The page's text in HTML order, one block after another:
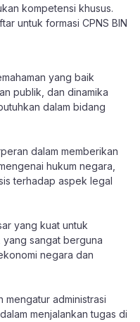
kompetensi khusus.
untuk formasi CPNS BIN
yang baik
publik, dan dinamika
dalam bidang
dalam memberikan
hukum negara,
terhadap aspek legal
yang kuat untuk
yang sangat berguna
negara dan
mengatur administrasi
menjalankan tugas di